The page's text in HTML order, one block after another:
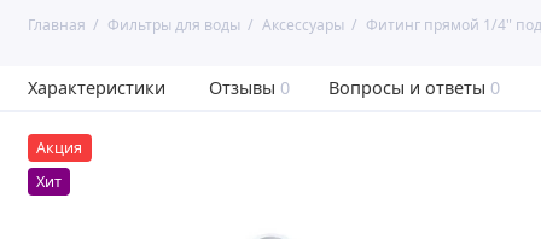
Главная Фильтры для воды Аксессуары Фитинг прямой 1/4"
Характеристики Отзывы 0 Вопросы и ответы 0
Акция
Хит